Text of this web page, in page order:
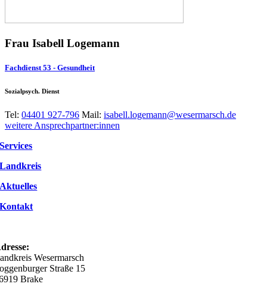
Frau Isabell Logemann
Fachdienst 53 - Gesundheit
Sozialpsych. Dienst
Tel: 04401 927-796 Mail: isabell.logemann@wesermarsch.de
weitere Ansprechpartner:innen
Services
Landkreis
Aktuelles
Kontakt
Wesermarsch
Straße 15
Brake